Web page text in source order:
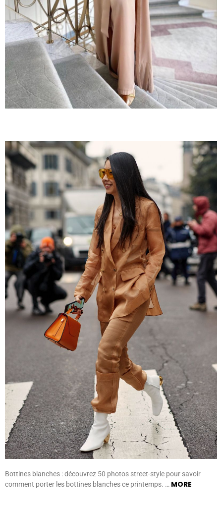
Bottines blanches : découvrez 50 photos street-style pour savoir
comment porter les bottines blanches ce printemps. … MORE